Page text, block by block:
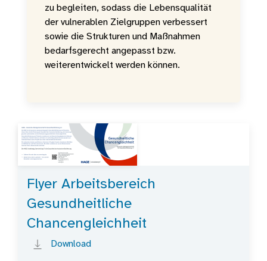
zu begleiten, sodass die Lebensqualität
der vulnerablen Zielgruppen verbessert
sowie die Strukturen und Maßnahmen
bedarfsgerecht angepasst bzw.
weiterentwickelt werden können.
Flyer Arbeitsbereich
Gesundheitliche
Chancengleichheit
Download